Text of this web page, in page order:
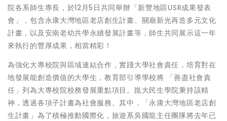
院各系師生專長，於12月5日共同舉辦「新豐地區USR成果發表
會」，包含永康大灣地區老店創生計畫、關廟新光再造多元文化
計畫，以及安南老幼共學永續發展計畫等，師生共同展示這一年
來執行的豐厚成果，相當精彩！
為強化大專校院與區域連結合作，實踐大學社會責任，培育對在
地發展能創造價值的大學生，教育部引導學校將 「善盡社會責
任」列為大專校院校務發展重點項目。崑大民生學院秉持該精
神，透過各項子計畫為社會服務。其中，「永康大灣地區老店創
生計畫」為了積極推動國際化，旅遊系吳國龍主任團隊將去年已